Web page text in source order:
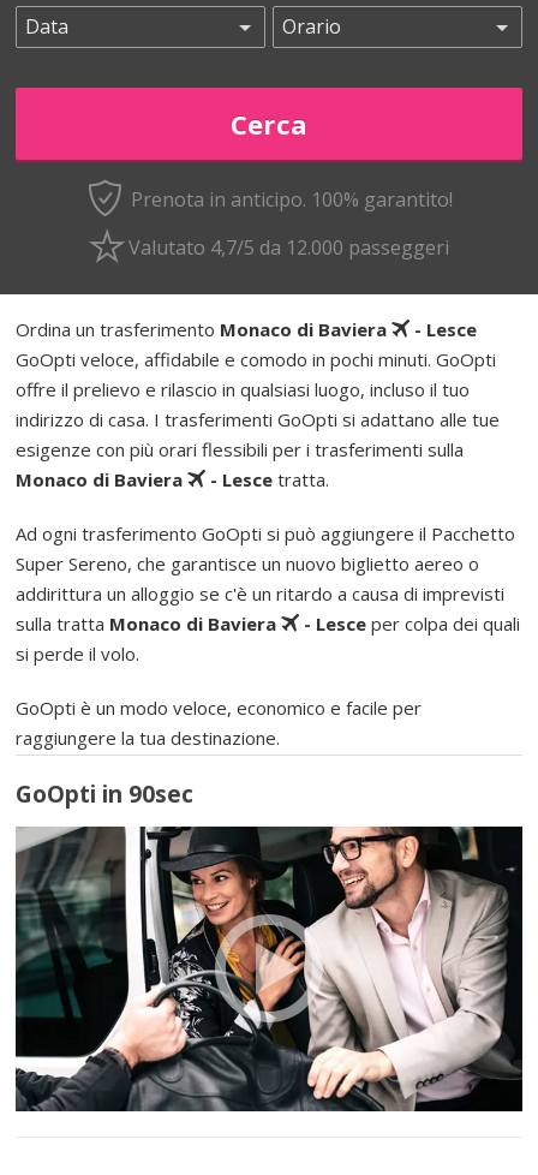
Prenota in anticipo. 100% garantito!
Valutato 4,7/5 da 12.000 passeggeri
Ordina un trasferimento Monaco di Baviera
- Lesce
GoOpti veloce, affidabile e comodo in pochi minuti. GoOpti
offre il prelievo e rilascio in qualsiasi luogo, incluso il tuo
indirizzo di casa. I trasferimenti GoOpti si adattano alle tue
esigenze con più orari flessibili per i trasferimenti sulla
Monaco di Baviera
- Lesce tratta.
Ad ogni trasferimento GoOpti si può aggiungere il Pacchetto
Super Sereno, che garantisce un nuovo biglietto aereo o
addirittura un alloggio se c'è un ritardo a causa di imprevisti
sulla tratta Monaco di Baviera - Lesce per colpa dei quali
si perde il volo.
GoOpti è un modo veloce, economico e facile per
raggiungere la tua destinazione.
GoOpti in 90sec